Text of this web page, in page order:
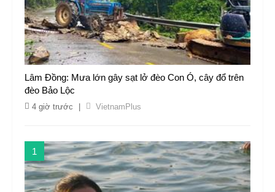
Lâm Đồng: Mưa lớn gây sạt lở đèo Con Ó, cây đổ trên
đèo Bảo Lộc
4 giờ trước VietnamPlus
1